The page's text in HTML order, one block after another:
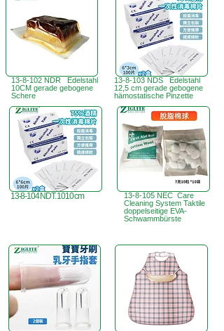
13-8-102 NDR Edelstahl
10CM gerade gebogene
Schere
13-8-103 NDS Edelstahl
12,5 cm gerade gebogene
hämostatische Pinzette
13-8-104 NDT. 1010 cm
13-8-105 NEC Care
Cleaning System Taktile
doppelseitige EVA-
Schwammbürste